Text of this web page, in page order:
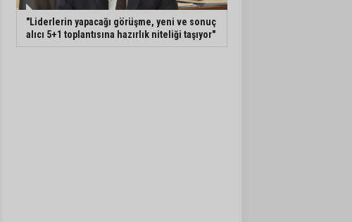
"Liderlerin yapacağı görüşme, yeni ve sonuç
alıcı 5+1 toplantısına hazırlık niteliği taşıyor"